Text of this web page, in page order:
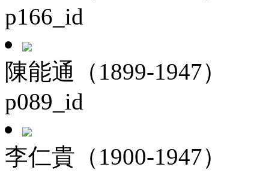
p166_id
陳能通（1899-1947）
p089_id
李仁貴（1900-1947）